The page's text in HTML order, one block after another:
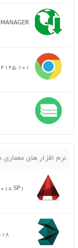
نرم افزار های معماری
SP1